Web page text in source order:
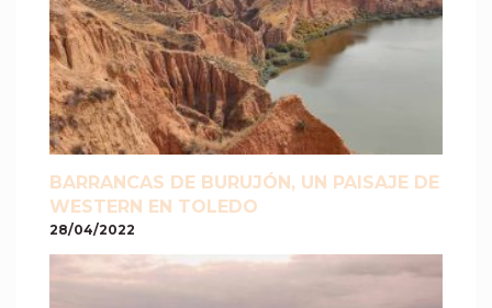
BARRANCAS DE BURUJÓN, UN PAISAJE DE
WESTERN EN TOLEDO
28/04/2022